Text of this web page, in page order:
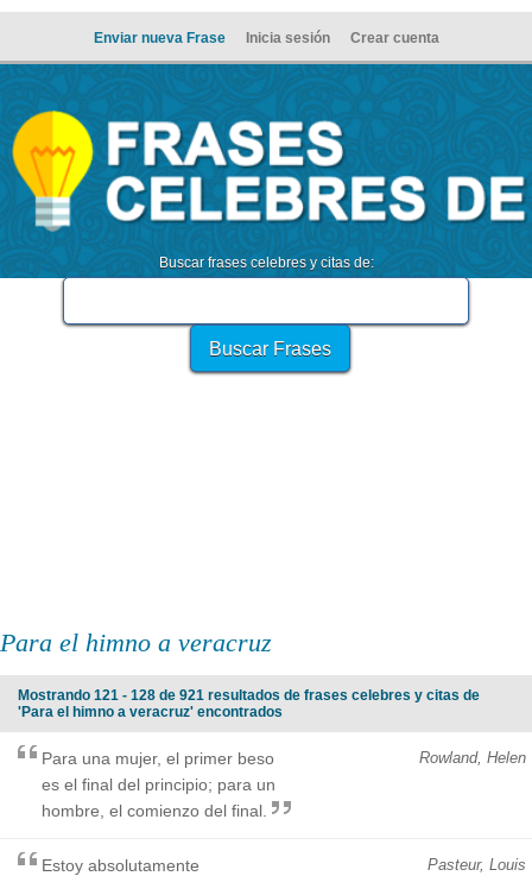
Enviar nueva Frase Inicia sesión Crear cuenta
Buscar frases celebres y citas de:
Para el himno a veracruz
Mostrando 121 - 128 de 921 resultados de frases celebres y citas de
'Para el himno a veracruz' encontrados
Rowland, Helen
Para una mujer, el primer beso
es el final del principio; para un
hombre, el comienzo del final.
Pasteur, Louis
Estoy absolutamente